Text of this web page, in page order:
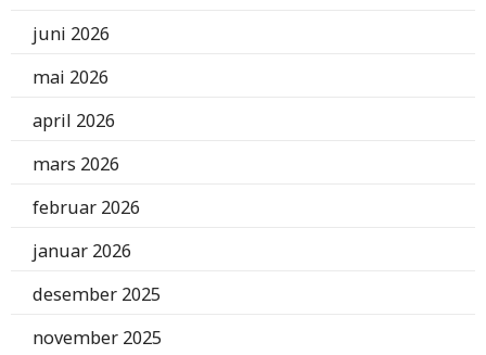
juni 2026
mai 2026
april 2026
mars 2026
februar 2026
januar 2026
desember 2025
november 2025